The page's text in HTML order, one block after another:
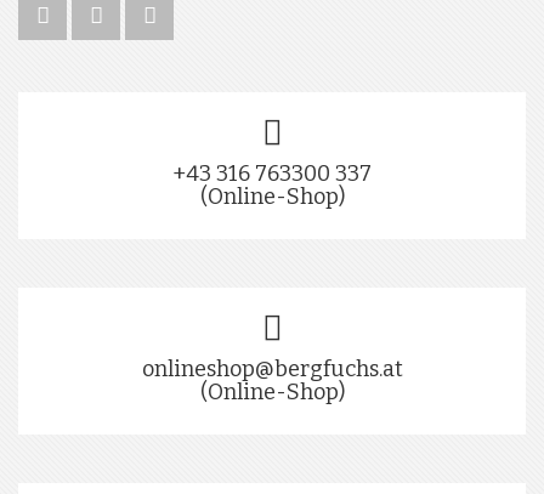
+43 316 763300 337
(Online-Shop)
onlineshop@bergfuchs.at
(Online-Shop)